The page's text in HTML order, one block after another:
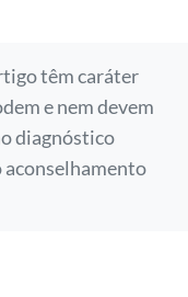
têm caráter
e nem devem
diagnóstico
aconselhamento